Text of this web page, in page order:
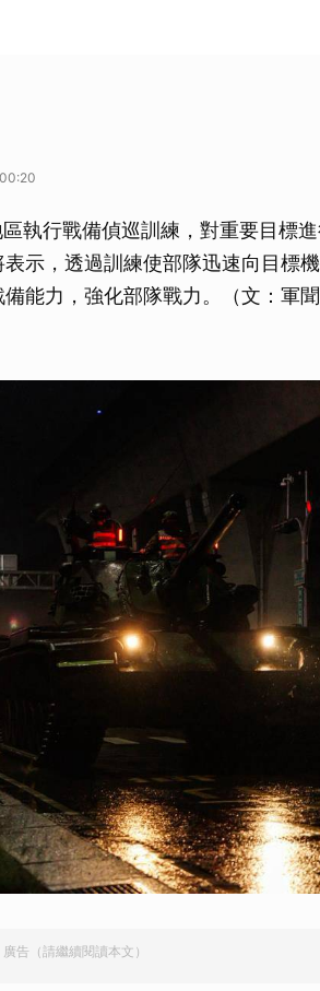
執行戰備偵巡訓練，對重要目標
示，透過訓練使部隊迅速向目標
能力，強化部隊戰力。（文：軍
廣告（請繼續閱讀本文）